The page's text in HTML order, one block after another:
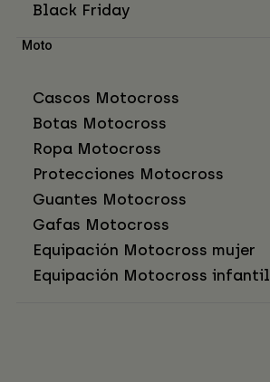
Black Friday
Moto
Cascos Motocross
Botas Motocross
Ropa Motocross
Protecciones Motocross
Guantes Motocross
Gafas Motocross
Equipación Motocross mujer
Equipación Motocross infantil